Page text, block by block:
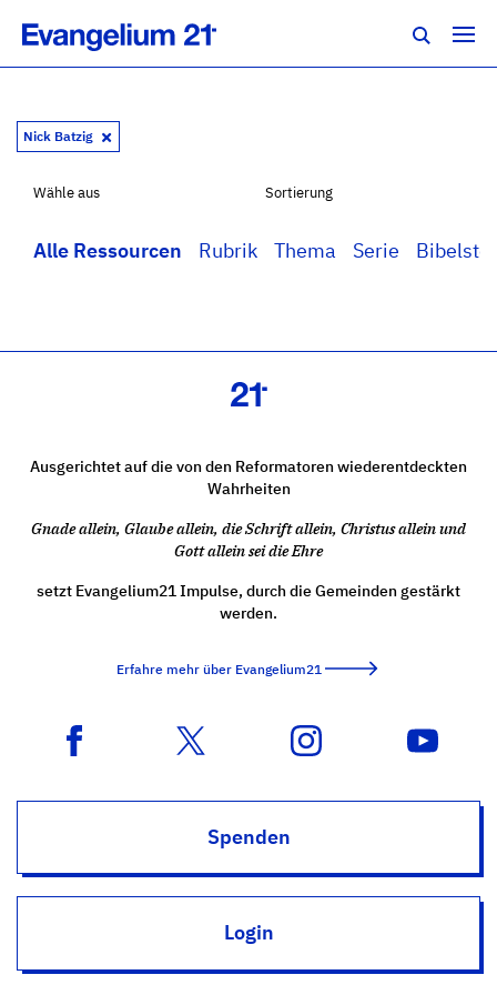
Nick Batzig
Wähle aus
Alle Ressourcen Rubrik Thema Serie
Sortierung
Ausgerichtet auf die von den Reformatoren wiederentdeckten
Wahrheiten
Gnade allein, Glaube allein, die Schrift allein, Christus allein und
Gott allein sei die Ehre
setzt Evangelium21 Impulse, durch die Gemeinden gestärkt
werden.
Erfahre mehr über Evangelium21
Spenden
Login